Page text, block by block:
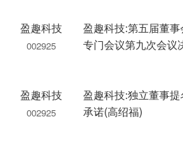
盈趣科技
002925
盈趣科技:第五届董
专门会议第九次会议
盈趣科技
002925
盈趣科技:独立董事
承诺(高绍福)